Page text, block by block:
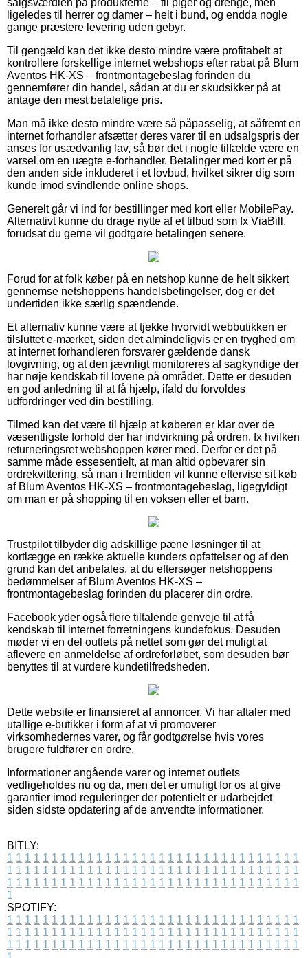
ligeledes til herrer og damer – helt i bund, og endda nogle
gange præstere levering uden gebyr.
Til gengæld kan det ikke desto mindre være profitabelt at
kontrollere forskellige internet webshops efter rabat på Blum
Aventos HK-XS – frontmontagebeslag forinden du
gennemfører din handel, sådan at du er skudsikker på at
antage den mest betalelige pris.
Man må ikke desto mindre være så påpasselig, at såfremt en
internet forhandler afsætter deres varer til en udsalgspris der
anses for usædvanlig lav, så bør det i nogle tilfælde være en
varsel om en uægte e-forhandler. Betalinger med kort er på
den anden side inkluderet i et lovbud, hvilket sikrer dig som
kunde imod svindlende online shops.
Generelt går vi ind for bestillinger med kort eller MobilePay.
Alternativt kunne du drage nytte af et tilbud som fx ViaBill,
forudsat du gerne vil godtgøre betalingen senere.
Forud for at folk køber på en netshop kunne de helt sikkert
gennemse netshoppens handelsbetingelser, dog er det
undertiden ikke særlig spændende.
Et alternativ kunne være at tjekke hvorvidt webbutikken er
tilsluttet e-mærket, siden det almindeligvis er en tryghed om
at internet forhandleren forsvarer gældende dansk
lovgivning, og at den jævnligt monitoreres af sagkyndige der
har nøje kendskab til lovene på området. Dette er desuden
en god anledning til at få hjælp, ifald du forvoldes
udfordringer ved din bestilling.
Tilmed kan det være til hjælp at køberen er klar over de
væsentligste forhold der har indvirkning på ordren, fx hvilken
returneringsret webshoppen kører med. Derfor er det på
samme måde essesentielt, at man altid opbevarer sin
ordrekvittering, så man i fremtiden vil kunne eftervise sit køb
af Blum Aventos HK-XS – frontmontagebeslag, ligegyldigt
om man er på shopping til en voksen eller et barn.
Trustpilot tilbyder dig adskillige pæne løsninger til at
kortlægge en række aktuelle kunders opfattelser og af den
grund kan det anbefales, at du eftersøger netshoppens
bedømmelser af Blum Aventos HK-XS –
frontmontagebeslag forinden du placerer din ordre.
Facebook yder også flere tiltalende genveje til at få
kendskab til internet forretningens kundefokus. Desuden
møder vi en del outlets på nettet som gør det muligt at
aflevere en anmeldelse af ordreforløbet, som desuden bør
benyttes til at vurdere kundetilfredsheden.
Dette website er finansieret af annoncer. Vi har aftaler med
utallige e-butikker i form af at vi promoverer
virksomhedernes varer, og får godtgørelse hvis vores
brugere fuldfører en ordre.
Informationer angående varer og internet outlets
vedligeholdes nu og da, men det er umuligt for os at give
garantier imod reguleringer der potentielt er udarbejdet
siden sidste opdatering af de anvendte informationer.
BITLY:
1 1 1 1 1 1 1 1 1 1 1 1 1 1 1 1 1 1 1 1 1 1 1 1 1 1 1 1 1 1 1 1 1
1 1 1 1 1 1 1 1 1 1 1 1 1 1 1 1 1 1 1 1 1 1 1 1 1 1 1 1 1 1 1 1 1
1 1 1 1 1 1 1 1 1 1 1 1 1 1 1 1 1 1 1 1 1 1 1 1 1 1 1 1 1 1 1 1 1
1
SPOTIFY:
1 1 1 1 1 1 1 1 1 1 1 1 1 1 1 1 1 1 1 1 1 1 1 1 1 1 1 1 1 1 1 1 1
1 1 1 1 1 1 1 1 1 1 1 1 1 1 1 1 1 1 1 1 1 1 1 1 1 1 1 1 1 1 1 1 1
1 1 1 1 1 1 1 1 1 1 1 1 1 1 1 1 1 1 1 1 1 1 1 1 1 1 1 1 1 1 1 1 1